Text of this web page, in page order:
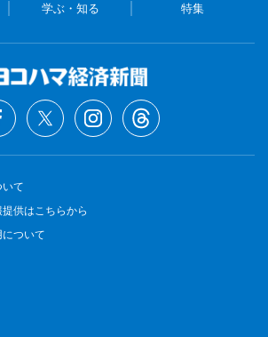
学ぶ・知る 特集
て
供はこちらから
ついて